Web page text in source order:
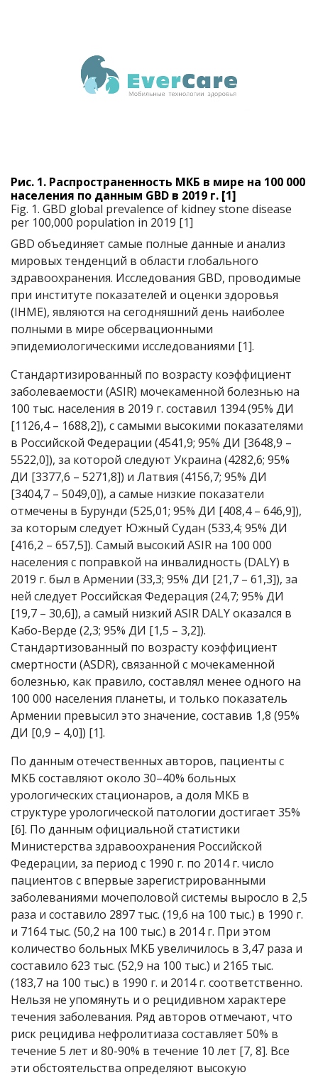
Рис. 1. Распространенность МКБ в мире на 100 000
населения по данным GBD в 2019 г. [1]
Fig. 1. GBD global prevalence of kidney stone disease
per 100,000 population in 2019 [1]
GBD объединяет самые полные данные и анализ
мировых тенденций в области глобального
здравоохранения. Исследования GBD, проводимые
при институте показателей и оценки здоровья
(IHME), являются на сегодняшний день наиболее
полными в мире обсервационными
эпидемиологическими исследованиями [1].
Стандартизированный по возрасту коэффициент
заболеваемости (ASIR) мочекаменной болезнью на
100 тыс. населения в 2019 г. составил 1394 (95% ДИ
[1126,4 – 1688,2]), с самыми высокими показателями
в Российской Федерации (4541,9; 95% ДИ [3648,9 –
5522,0]), за которой следуют Украина (4282,6; 95%
ДИ [3377,6 – 5271,8]) и Латвия (4156,7; 95% ДИ
[3404,7 – 5049,0]), а самые низкие показатели
отмечены в Бурунди (525,01; 95% ДИ [408,4 – 646,9]),
за которым следует Южный Судан (533,4; 95% ДИ
[416,2 – 657,5]). Самый высокий ASIR на 100 000
населения с поправкой на инвалидность (DALY) в
2019 г. был в Армении (33,3; 95% ДИ [21,7 – 61,3]), за
ней следует Российская Федерация (24,7; 95% ДИ
[19,7 – 30,6]), а самый низкий ASIR DALY оказался в
Кабо-Верде (2,3; 95% ДИ [1,5 – 3,2]).
Стандартизованный по возрасту коэффициент
смертности (ASDR), связанной с мочекаменной
болезнью, как правило, составлял менее одного на
100 000 населения планеты, и только показатель
Армении превысил это значение, составив 1,8 (95%
ДИ [0,9 – 4,0]) [1].
По данным отечественных авторов, пациенты с
МКБ составляют около 30–40% больных
урологических стационаров, а доля МКБ в
структуре урологической патологии достигает 35%
[6]. По данным официальной статистики
Министерства здравоохранения Российской
Федерации, за период с 1990 г. по 2014 г. число
пациентов с впервые зарегистрированными
заболеваниями мочеполовой системы выросло в 2,5
раза и составило 2897 тыс. (19,6 на 100 тыс.) в 1990 г.
и 7164 тыс. (50,2 на 100 тыс.) в 2014 г. При этом
количество больных МКБ увеличилось в 3,47 раза и
составило 623 тыс. (52,9 на 100 тыс.) и 2165 тыс.
(183,7 на 100 тыс.) в 1990 г. и 2014 г. соответственно.
Нельзя не упомянуть и о рецидивном характере
течения заболевания. Ряд авторов отмечают, что
риск рецидива нефролитиаза составляет 50% в
течение 5 лет и 80-90% в течение 10 лет [7, 8]. Все
эти обстоятельства определяют высокую